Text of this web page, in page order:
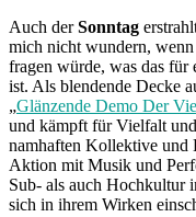
Auch derSonntag
mich nicht wundern,
fragen würde, was das für
ist. Als blendende Decke
„Glänzende Demo Der
und kämpft für Vielfalt
namhaften Kollektive und
Aktion mit Musik und
Sub- als auch Hochkultur
sich in ihrem Wirken